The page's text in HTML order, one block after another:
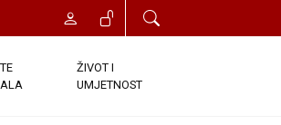
ŽIVOT I
UMJETNOST